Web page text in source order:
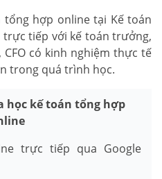
hợp online tại Kế toán
trực tiếp với kế toán trưởng,
có kinh nghiệm thực tế
trong quá trình học.
học kế toán tổng hợp
trực tiếp qua Google